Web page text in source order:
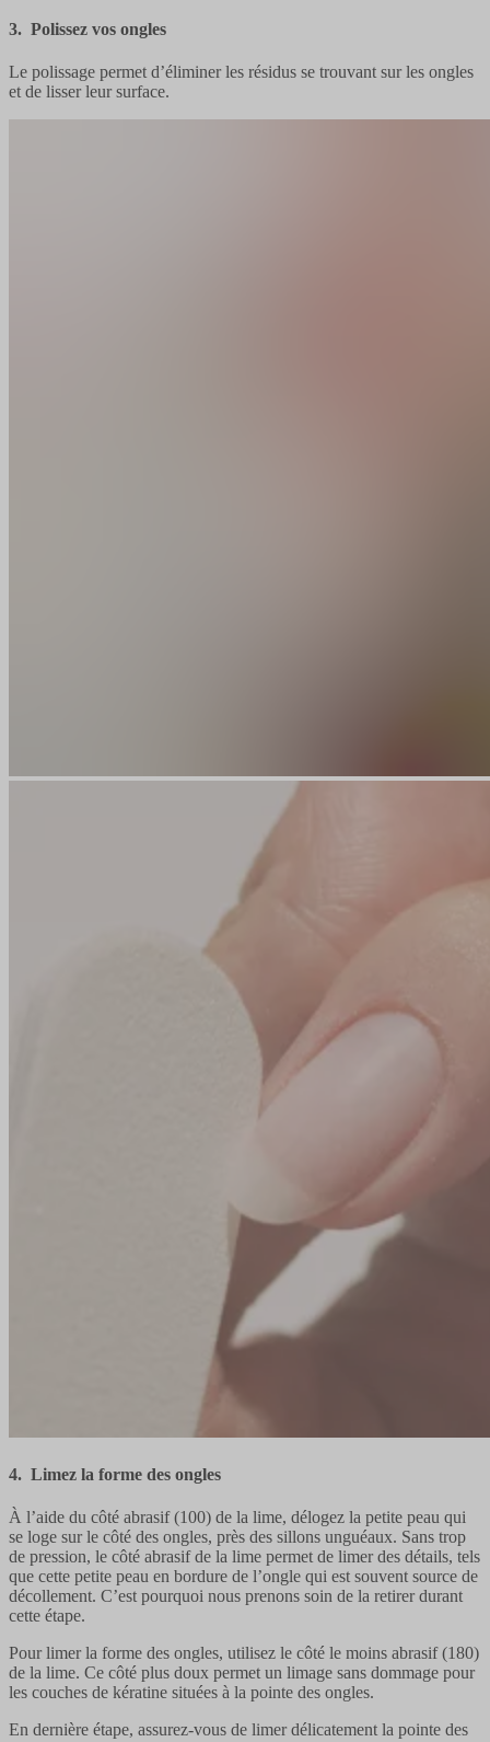
3. Polissez vos ongles
Le polissage permet d’éliminer les résidus se trouvant sur les ongles
et de lisser leur surface.
4. Limez la forme des ongles
À l’aide du côté abrasif (100) de la lime, délogez la petite peau qui
se loge sur le côté des ongles, près des sillons unguéaux. Sans trop
de pression, le côté abrasif de la lime permet de limer des détails, tels
que cette petite peau en bordure de l’ongle qui est souvent source de
décollement. C’est pourquoi nous prenons soin de la retirer durant
cette étape.
Pour limer la forme des ongles, utilisez le côté le moins abrasif (180)
de la lime. Ce côté plus doux permet un limage sans dommage pour
les couches de kératine situées à la pointe des ongles.
En dernière étape, assurez-vous de limer délicatement la pointe des